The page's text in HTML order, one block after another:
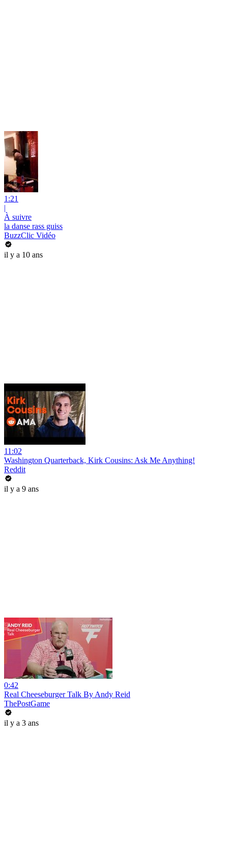
1:21
|
À suivre
la danse rass guiss
BuzzClic Vidéo
il y a 10 ans
11:02
Washington Quarterback, Kirk Cousins: Ask Me Anything!
Reddit
il y a 9 ans
0:42
Real Cheeseburger Talk By Andy Reid
ThePostGame
il y a 3 ans